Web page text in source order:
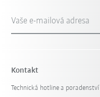
Vaše e-mailová adresa
Kontakt
Technická hotline a poradenství